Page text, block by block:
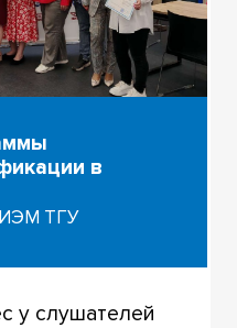
в
ИЭМ ТГУ
у слушателей